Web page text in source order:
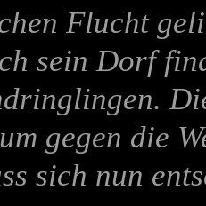
Flucht
sein Dorf
gegen die
sich nun